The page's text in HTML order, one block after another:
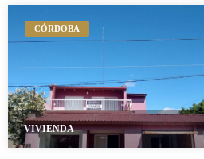
CÓRDOBA
VIVIENDA